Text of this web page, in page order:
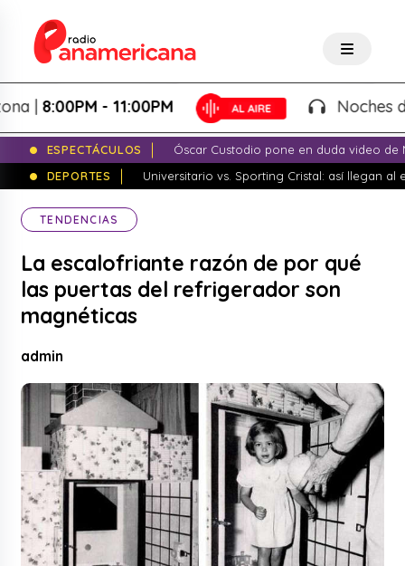
8:00PM - 11:00PM Noches de
ESPECTÁCULOS
Óscar Custodio pone en duda video de
DEPORTES
Universitario vs. Sporting Cristal: así llegan al
TENDENCIAS
La escalofriante razón de por qué
las puertas del refrigerador son
magnéticas
admin